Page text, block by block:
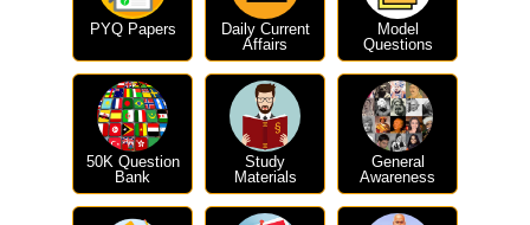
PYQ Papers
Daily Current
Affairs
Model
Questions
50K Question
Bank
Study
Materials
General
Awareness